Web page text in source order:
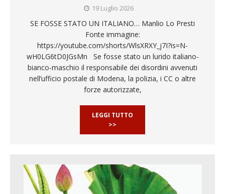
19 Luglio 2026
SE FOSSE STATO UN ITALIANO… Manlio Lo Presti
Fonte immagine:
https://youtube.com/shorts/WlsXRXY_j7I?is=N-
wH0LG6tD0JGsMn Se fosse stato un lurido italiano-
bianco-maschio il responsabile dei disordini avvenuti
nell’ufficio postale di Modena, la polizia, i CC o altre
forze autorizzate,
LEGGI TUTTO
>>